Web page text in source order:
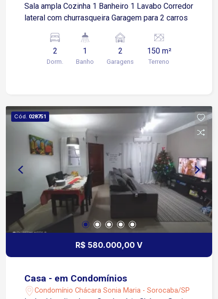
Sala ampla Cozinha 1 Banheiro 1 Lavabo Corredor
lateral com churrasqueira Garagem para 2 carros
2
Dorm.
1
Banho
2
Garagens
150 m²
Terreno
Cód. 028751
R$ 580.000,00 V
Casa - em Condomínios
Condomínio Chácara Sonia Maria - Sorocaba/SP